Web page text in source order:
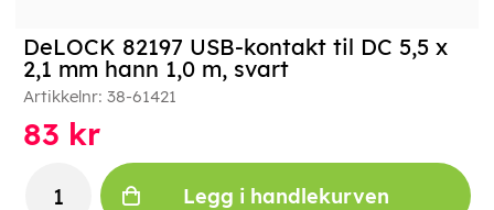
DeLOCK 82197 USB-kontakt til DC 5,5 x
2,1 mm hann 1,0 m, svart
Artikkelnr: 38-61421
83 kr
Legg i handlekurven